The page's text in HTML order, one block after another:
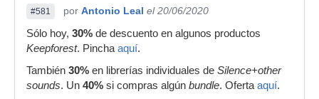
#581 por Antonio Leal el 20/06/2020
Sólo hoy, 30% de descuento en algunos productos
Keepforest. Pincha aquí.
También 30% en librerías individuales de Silence+other
sounds. Un 40% si compras algún bundle. Oferta aquí.